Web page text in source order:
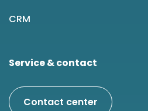
CRM
Service & contact
Contact center